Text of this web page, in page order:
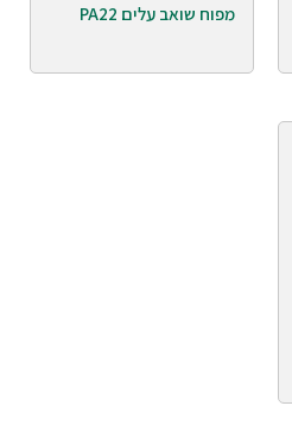
מפוח שואב עלים PA22